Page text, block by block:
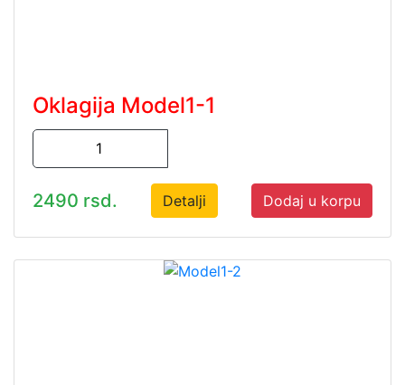
Oklagija Model1-1
2490 rsd. Detalji Dodaj u korpu